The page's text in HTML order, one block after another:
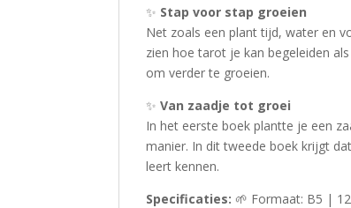
✨ Stap voor stap groeien
Net zoals een plant tijd, water en
zien hoe tarot je kan begeleiden
om verder te groeien.
✨Van zaadje tot groei
In het eerste boek plantte je een
manier. In dit tweede boek krijgt
leert kennen.
Specificaties: 🌱 Formaat: B5 |